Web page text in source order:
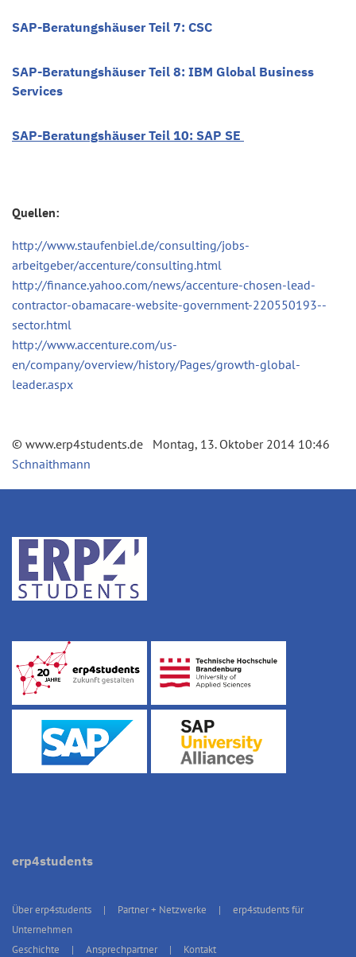
SAP-Beratungshäuser Teil 7: CSC
SAP-Beratungshäuser Teil 8: IBM Global Business
Services
SAP-Beratungshäuser Teil 10: SAP SE
Quellen:
http://www.staufenbiel.de/consulting/jobs-
arbeitgeber/accenture/consulting.html
http://finance.yahoo.com/news/accenture-chosen-lead-
contractor-obamacare-website-government-220550193--
sector.html
http://www.accenture.com/us-
en/company/overview/history/Pages/growth-global-
leader.aspx
© www.erp4students.de Montag, 13. Oktober 2014 10:46
Schnaithmann
erp4students
Über erp4students Partner + Netzwerke
erp4students für
Unternehmen
Geschichte
Ansprechpartner Kontakt